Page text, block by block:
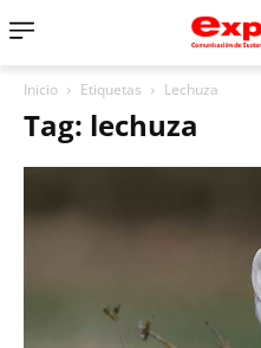
Inicio Etiquetas Lechuza
Tag: lechuza